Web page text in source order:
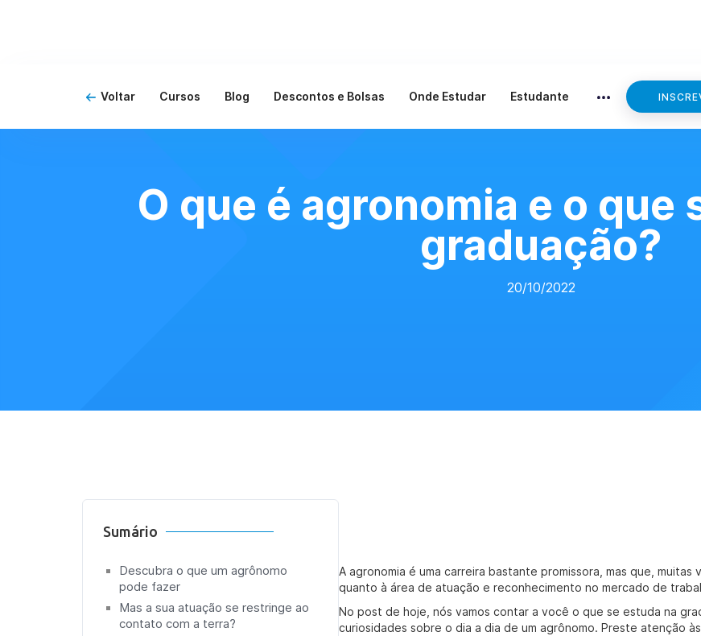
Voltar Cursos Blog Descontos e Bolsas Onde Estudar Estudante
O que é agronomia e o que
graduação?
20/10/2022
Sumário
Descubra o que um agrônomo
pode fazer
Mas a sua atuação se restringe ao
contato com a terra?
A agronomia é uma carreira bastante promissora, mas que,
quanto à área de atuação e reconhecimento no mercado de
No post de hoje, nós vamos contar a você o que se estuda na
curiosidades sobre o dia a dia de um agrônomo. Preste atenção